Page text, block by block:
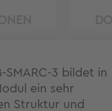
SMARC-3 bildet in
ein sehr
Struktur und